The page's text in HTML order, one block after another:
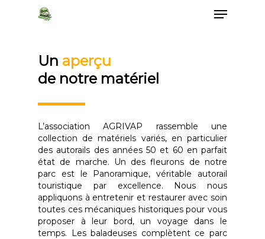
Un aperçu
de notre matériel
L’association AGRIVAP rassemble une
collection de matériels variés, en particulier
des autorails des années 50 et 60 en parfait
état de marche. Un des fleurons de notre
parc est le Panoramique, véritable autorail
touristique par excellence. Nous nous
appliquons à entretenir et restaurer avec soin
toutes ces mécaniques historiques pour vous
proposer à leur bord, un voyage dans le
temps. Les baladeuses complètent ce parc